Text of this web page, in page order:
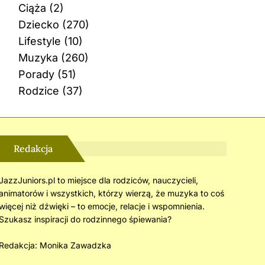
Ciąża (2)
Dziecko (270)
Lifestyle (10)
Muzyka (260)
Porady(51)
Rodzice (37)
Redakcja
to miejsce dla rodziców, nauczycieli,
i wszystkich, którzy wierzą, że muzyka to coś
niż dźwięki – to emocje, relacje i wspomnienia.
inspiracji do rodzinnego śpiewania?
Monika Zawadzka